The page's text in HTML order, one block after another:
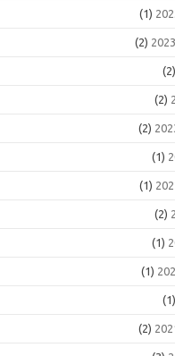
(1)
(2)
(2)
(2)
(2)
(1)
(1)
(2)
(1)
(1)
(1)
(2)